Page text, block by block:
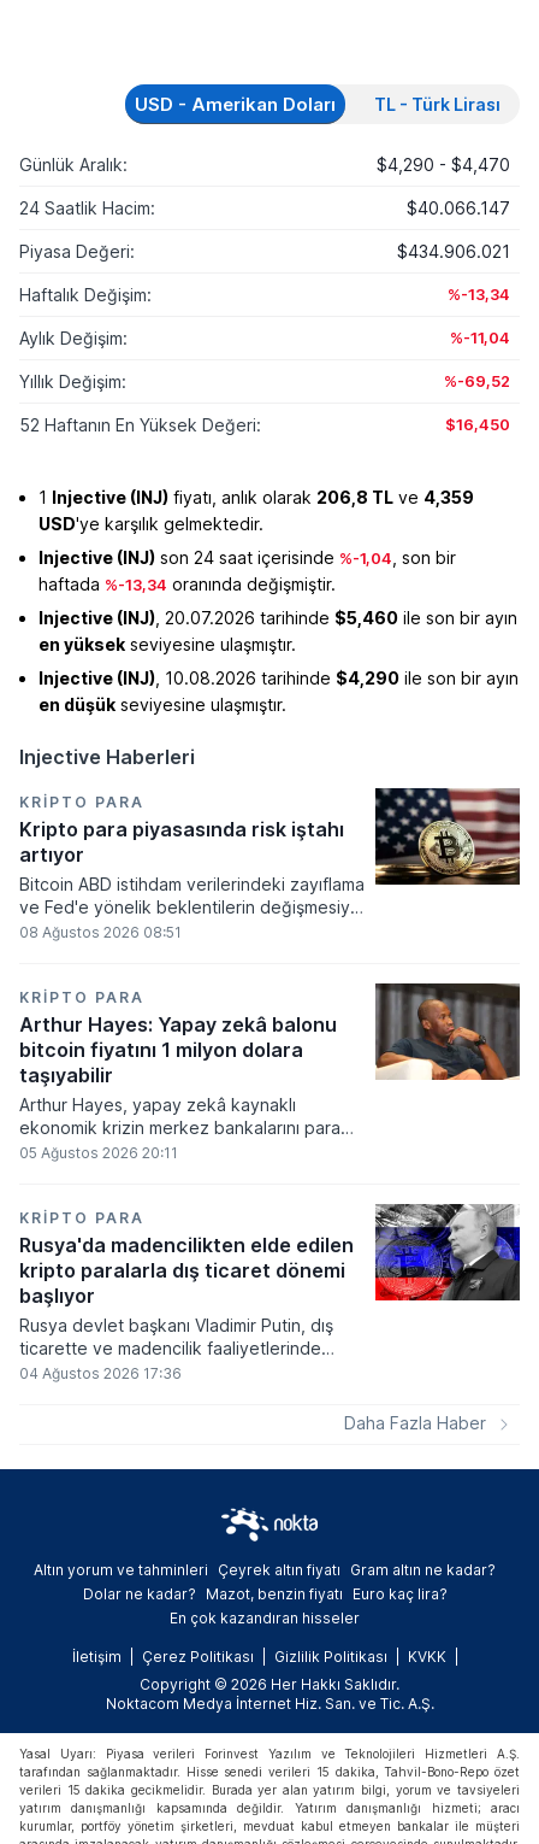
USD - Amerikan Doları TL - Türk Lirası
Günlük Aralık: $4,290 - $4,470
24 Saatlik Hacim: $40.066.147
Piyasa Değeri: $434.906.021
Haftalık Değişim: %-13,34
Aylık Değişim: %-11,04
Yıllık Değişim: %-69,52
52 Haftanın En Yüksek Değeri: $16,450
1 Injective (INJ) fiyatı, anlık olarak 206,8 TL ve 4,359
USD'ye karşılık gelmektedir.
Injective (INJ) son 24 saat içerisinde %-1,04 , son bir
haftada %-13,34 oranında değişmiştir.
Injective (INJ) , 20.07.2026 tarihinde $5,460 ile son bir ayın
en yüksek seviyesine ulaşmıştır.
Injective (INJ) , 10.08.2026 tarihinde $4,290 ile son bir ayın
en düşük seviyesine ulaşmıştır.
Injective Haberleri
KRIPTO PARA
Kripto para piyasasında risk iştahı
artıyor
Bitcoin ABD istihdam verilerindeki zayıflama
ve Fed'e yönelik beklentilerin değişmesiyle
haftayı yükselişle kapattı. Kripto para
açıklanacak enflasyon rakamlarına ve
küresel gelişmelere çevrildi.
08 Ağustos 2026 08:51
KRIPTO PARA
Arthur Hayes: Yapay zekâ balonu
bitcoin fiyatını 1 milyon dolara
taşıyabilir
Arthur Hayes, yapay zekâ kaynaklı
ekonomik krizin merkez bankalarını para
basmaya zorlayacağını ve bu durumun
kayıplarının tetikleyeceği kredi krizinin
küresel likidite artışına yol açacağını belirtti
ve bitcoinin bu süreçte en hızlı tepki veren
varlık olacağı vurguladı.
05 Ağustos 2026 20:11
KRIPTO PARA
Rusya'da madencilikten elde edilen
kripto paralarla dış ticaret dönemi
başlıyor
Rusya devlet başkanı Vladimir Putin, dış
ticarette ve madencilik faaliyetlerinde
kripto varlıkların kullanımına onay veren
04 Ağustos 2026 17:36
Daha Fazla Haber
Altın yorum ve tahminleri Çeyrek altın fiyatı
Gram altın ne kadar?
Dolar ne kadar?
Mazot, benzin fiyatı
Euro kaç lira?
En çok kazandıran hisseler
İletişim Çerez Politikası Gizlilik Politikası
KVKK
Copyright © 2026 Her Hakkı Saklıdır.
Noktacom Medya İnternet Hiz. San. ve Tic. A.Ş.
Yasal Uyarı: Piyasa verileri Forinvest Yazılım ve Teknolojileri Hizmetleri A.Ş.
tarafından sağlanmaktadır. Hisse senedi verileri 15 dakika, Tahvil-Bono-Repo özet
verileri 15 dakika gecikmelidir. Burada yer alan yatırım bilgi, yorum ve tavsiyeleri
yatırım danışmanlığı kapsamında değildir. Yatırım danışmanlığı hizmeti; aracı
kurumlar, portföy yönetim şirketleri, mevduat kabul etmeyen bankalar ile müşteri